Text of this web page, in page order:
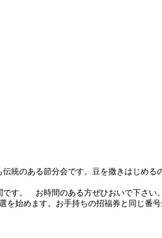
統のある節分会です。豆を撒きはじめ
す。 お時間のある方ぜひおいで下さい。
を始めます。お手持ちの招福券と同じ番